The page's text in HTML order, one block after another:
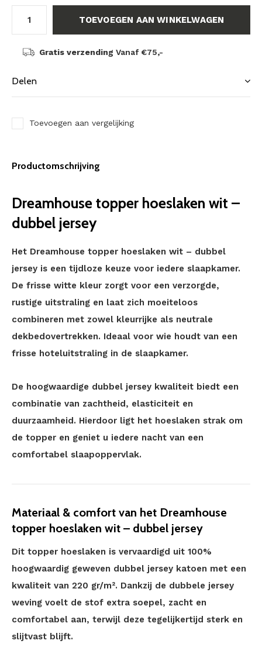
TOEVOEGEN AAN WINKELWAGEN
Gratis verzending Vanaf €75,-
Delen
Toevoegen aan vergelijking
Productomschrijving
Dreamhouse topper hoeslaken wit –
dubbel jersey
Het Dreamhouse topper hoeslaken wit – dubbel
jersey is een tijdloze keuze voor iedere slaapkamer.
De frisse witte kleur zorgt voor een verzorgde,
rustige uitstraling en laat zich moeiteloos
combineren met zowel kleurrijke als neutrale
dekbedovertrekken. Ideaal voor wie houdt van een
frisse hoteluitstraling in de slaapkamer.
De hoogwaardige dubbel jersey kwaliteit biedt een
combinatie van zachtheid, elasticiteit en
duurzaamheid. Hierdoor ligt het hoeslaken strak om
de topper en geniet u iedere nacht van een
comfortabel slaapoppervlak.
Materiaal & comfort van het Dreamhouse
topper hoeslaken wit – dubbel jersey
Dit topper hoeslaken is vervaardigd uit 100%
hoogwaardig geweven dubbel jersey katoen met een
kwaliteit van 220 gr/m². Dankzij de dubbele jersey
weving voelt de stof extra soepel, zacht en
comfortabel aan, terwijl deze tegelijkertijd sterk en
slijtvast blijft.